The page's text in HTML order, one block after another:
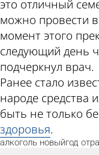
это отличный
можно провести
момент этого
следующий день
подчеркнул врач.
Ранее стало
народе средства
быть не только
здоровья.
алкоголь новыйгод